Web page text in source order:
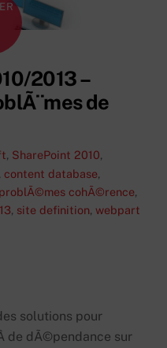
2013 –
de
, SharePoint 2010,
content database,
problÃ©mes cohÃ©rence,
, site definition, webpart
solutions pour
de dÃ©pendance sur